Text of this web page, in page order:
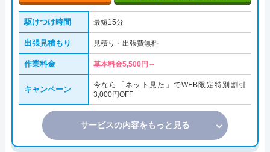
駆けつけ時間 最短15分
出張見積もり 見積り・出張費無料
作業料金 基本料金5,500円～
キャンペーン
今なら「ネット見た」でWEB限定特別割引
3,000円OFF
サービスの内容をもっと見る